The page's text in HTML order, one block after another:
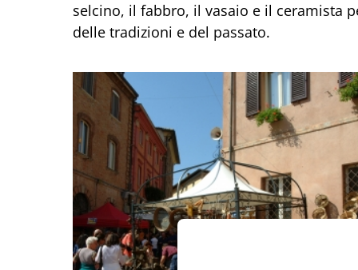
selcino, il fabbro, il vasaio e il ceramista
delle tradizioni e del passato.